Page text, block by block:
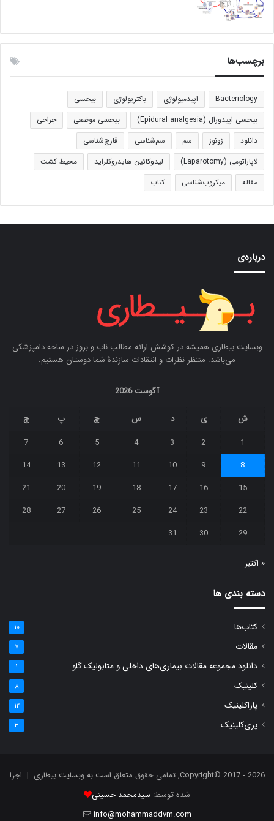
برچسب‌ها
Bacteriology اپیدمیولوژی باکتریولوژی
بیحسی
بیحسی اپیدورال (Epidural analgesia)
بیحسی موضعی
جراحی
دانلود
زونوز سم سم‌شناسی
قارچ‌شناسی
لاپاراتومی (Laparotomy)
لیدوکائین هایدروکلراید
محیط کشت
مقاله
میکروب‌شناسی کتاب
درباره‌ی
وبسایت بیطاری همیشه در کوشش ارائه مطالب ناب و بروز در ساحه دامپزشکی
می‌باشد. منتظر نظرات و انتقادات سازندۀ شما دوستان هستیم.
آگوست 2026
ش ی د س چ پ
ج
1
2
3
4
5
6
7
8
9
10
11
12
13
14
15
16
17
18
19
20
21
22
23
24
25
26
27
28
29
30
31
« اکتبر
دسته بندی ها
کتاب‌ها ۱۰
مقالات ۷
دانلود مجموعه مقالات بیماری‌های داخلی و متابولیک گاو ۱
کلینیک ۸
پاراکلینیک ۱۲
پری‌کلینیک ۳
Copyright© 2017 - 2026, تمامی حقوق متعلق است به وبسایت بیطاری | اجرا
شده توسط: سیدمحمد حسینی
info@mohammaddvm.com